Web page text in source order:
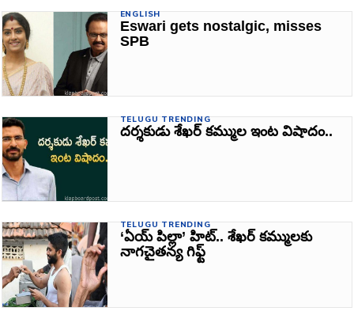
ENGLISH
Eswari gets nostalgic, misses
SPB
TELUGU TRENDING
దర్శకుడు శేఖర్‌ కమ్ముల ఇంట విషాదం..
TELUGU TRENDING
‘ఏయ్ పిల్లా’ హిట్‌.. శేఖర్ కమ్ములకు
నాగచైతన్య గిఫ్ట్‌